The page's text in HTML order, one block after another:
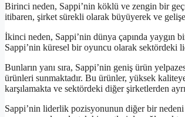
Birinci neden, Sappi’nin köklü ve zengin bir
itibaren, şirket sürekli olarak büyüyerek ve
İkinci neden, Sappi’nin dünya çapında yaygın
Sappi’nin küresel bir oyuncu olarak sektördeki
Bunların yanı sıra, Sappi’nin geniş ürün
ürünleri sunmaktadır. Bu ürünler, yüksek
karşılamakta ve sektördeki diğer şirketlerden
Sappi’nin liderlik pozisyonunun diğer bir